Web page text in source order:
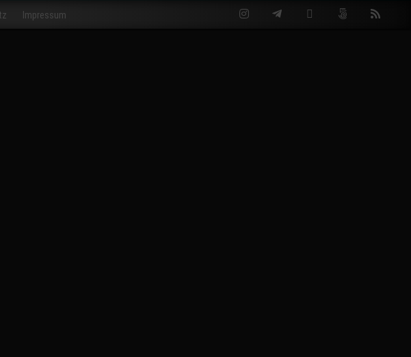
Impressum InstagramTelegramTwitter 500px RSS